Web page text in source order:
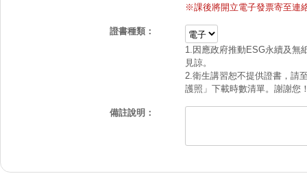
※課後將開立電子發票寄至連
證書種類：
1.因應政府推動ESG永續及無
見諒。
2.衛生講習恕不提供證書，請
護照」下載時數清單。謝謝您
備註說明：